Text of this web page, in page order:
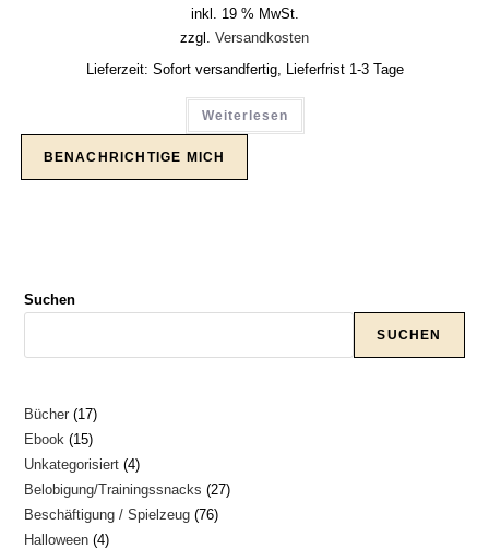
inkl. 19 % MwSt.
zzgl. Versandkosten
Lieferzeit: Sofort versandfertig, Lieferfrist 1-3 Tage
Weiterlesen
Suchen
SUCHEN
Bücher 1717
Produkte
Ebook 1515
Produkte
Unkategorisiert 44
Produkte
Belobigung/Trainingssnacks 2727
Beschäftigung / Spielzeug 7676
Halloween 44